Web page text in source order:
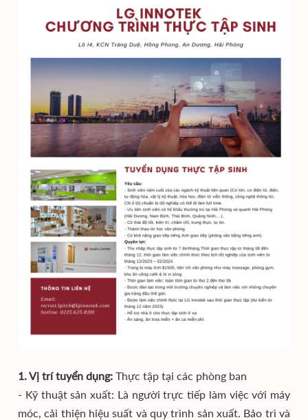
1. Vị trí tuyển dụng: Thực tập tại các phòng ban
- Kỹ thuật sản xuất: Là người trực tiếp làm việc với máy
móc, cải thiện hiệu suất và quy trình sản xuất. Bảo trì và